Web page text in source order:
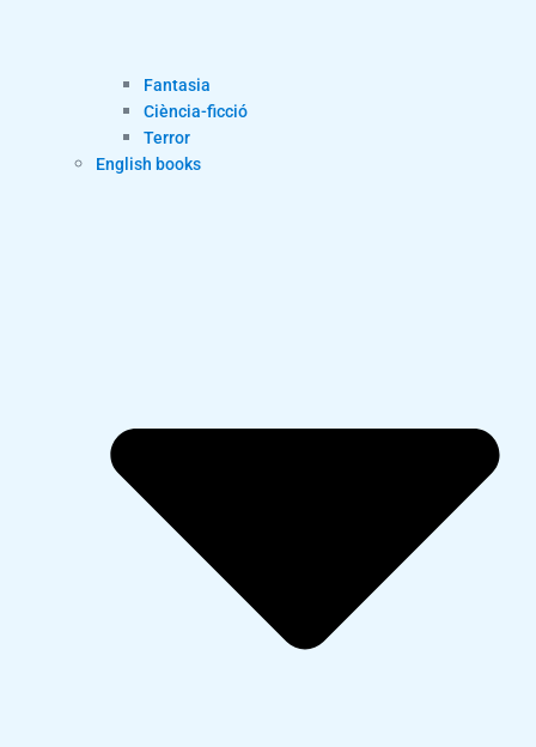
Fantasia
Ciència-ficció
Terror
English books